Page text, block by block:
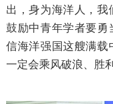
出，身为海洋人，我
鼓励中青年学者要勇
信海洋强国这艘满载
一定会乘风破浪、胜